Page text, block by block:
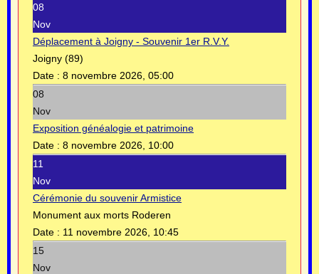
08
Nov
Déplacement à Joigny - Souvenir 1er R.V.Y.
Joigny (89)
Date : 8 novembre 2026, 05:00
08
Nov
Exposition généalogie et patrimoine
Date : 8 novembre 2026, 10:00
11
Nov
Cérémonie du souvenir Armistice
Monument aux morts Roderen
Date : 11 novembre 2026, 10:45
15
Nov